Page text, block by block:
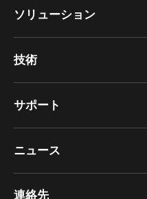
ソリューション
技術
サポート
ニュース
連絡先